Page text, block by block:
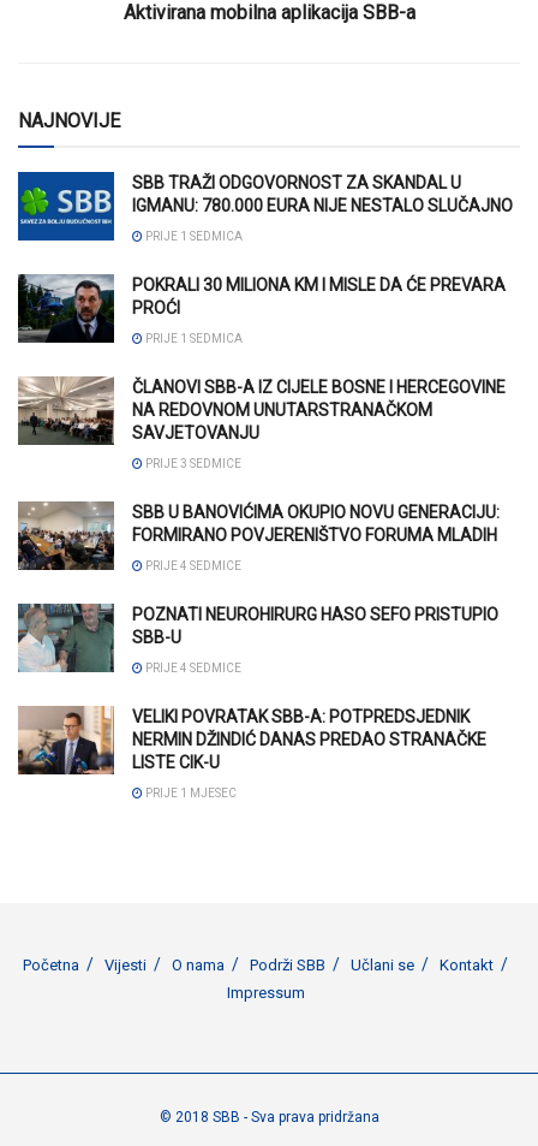
Aktivirana mobilna aplikacija SBB-a
NAJNOVIJE
SBB TRAŽI ODGOVORNOST ZA SKANDAL U
IGMANU: 780.000 EURA NIJE NESTALO SLUČAJNO
PRIJE 1 SEDMICA
POKRALI 30 MILIONA KM I MISLE DA ĆE PREVARA
PROĆI
PRIJE 1 SEDMICA
ČLANOVI SBB-A IZ CIJELE BOSNE I HERCEGOVINE
NA REDOVNOM UNUTARSTRANAČKOM
SAVJETOVANJU
PRIJE 3 SEDMICE
SBB U BANOVIĆIMA OKUPIO NOVU GENERACIJU:
FORMIRANO POVJERENIŠTVO FORUMA MLADIH
PRIJE 4 SEDMICE
POZNATI NEUROHIRURG HASO SEFO PRISTUPIO
SBB-U
PRIJE 4 SEDMICE
VELIKI POVRATAK SBB-A: POTPREDSJEDNIK
NERMIN DŽINDIĆ DANAS PREDAO STRANAČKE
LISTE CIK-U
PRIJE 1 MJESEC
Početna Vijesti O nama Podrži SBB Učlani se
Kontakt
Impressum
© 2018 SBB - Sva prava pridržana